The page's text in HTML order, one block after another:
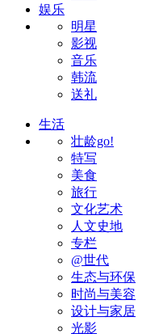
娱乐
明星
影视
音乐
韩流
送礼
生活
壮龄go!
特写
美食
旅行
文化艺术
人文史地
专栏
@世代
生态与环保
时尚与美容
设计与家居
光影